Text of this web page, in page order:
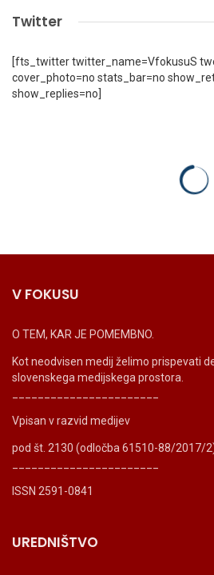
Twitter
[fts_twitter twitter_name=VfokusuS
cover_photo=no stats_bar=no
show_replies=no]
V FOKUSU
O TEM, KAR JE POMEMBNO.
Kot neodvisen medij želimo prispevati
slovenskega medijskega prostora.
Vpisan v razvid medijev
pod št. 2130 (odločba 61510-88/2017/
ISSN 2591-0841
UREDNIŠTVO